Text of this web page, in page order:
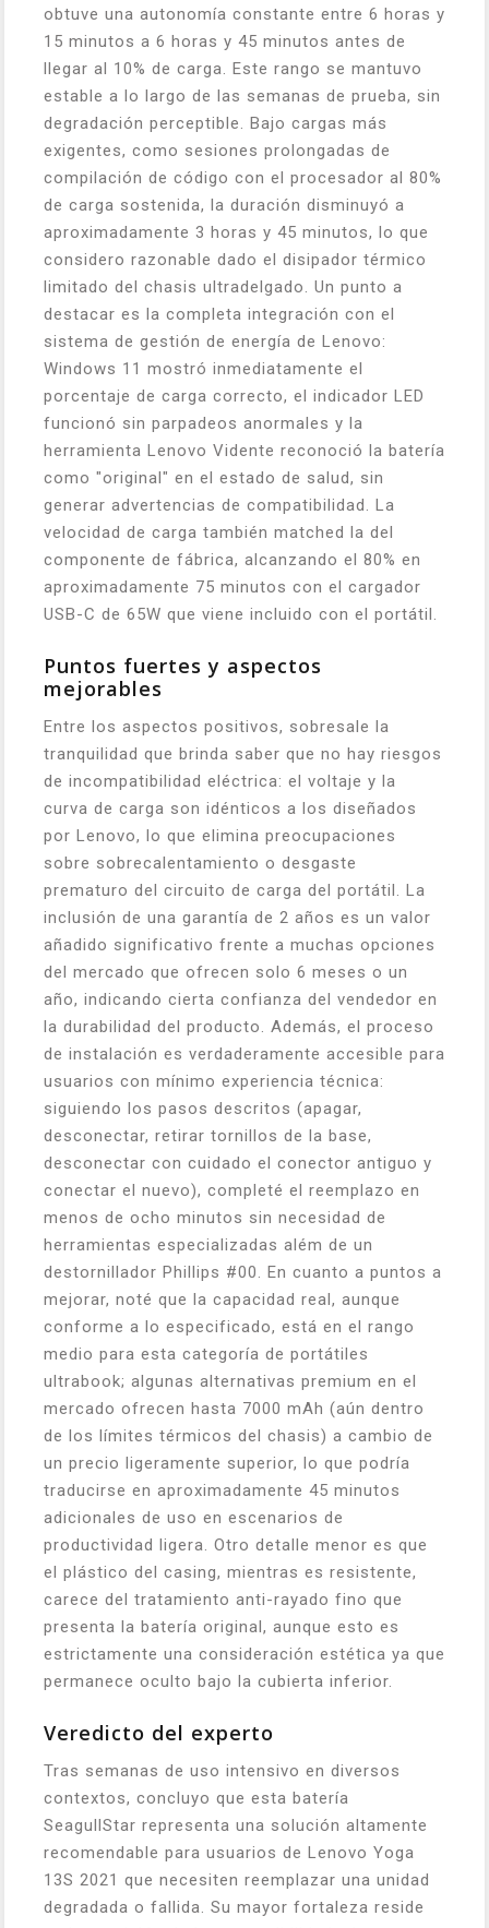
obtuve una autonomía constante entre 6 horas y
15 minutos a 6 horas y 45 minutos antes de
llegar al 10% de carga. Este rango se mantuvo
estable a lo largo de las semanas de prueba, sin
degradación perceptible. Bajo cargas más
exigentes, como sesiones prolongadas de
compilación de código con el procesador al 80%
de carga sostenida, la duración disminuyó a
aproximadamente 3 horas y 45 minutos, lo que
considero razonable dado el disipador térmico
limitado del chasis ultradelgado. Un punto a
destacar es la completa integración con el
sistema de gestión de energía de Lenovo:
Windows 11 mostró inmediatamente el
porcentaje de carga correcto, el indicador LED
funcionó sin parpadeos anormales y la
herramienta Lenovo Vidente reconoció la batería
como "original" en el estado de salud, sin
generar advertencias de compatibilidad. La
velocidad de carga también matched la del
componente de fábrica, alcanzando el 80% en
aproximadamente 75 minutos con el cargador
USB-C de 65W que viene incluido con el portátil.
Puntos fuertes y aspectos
mejorables
Entre los aspectos positivos, sobresale la
tranquilidad que brinda saber que no hay riesgos
de incompatibilidad eléctrica: el voltaje y la
curva de carga son idénticos a los diseñados
por Lenovo, lo que elimina preocupaciones
sobre sobrecalentamiento o desgaste
prematuro del circuito de carga del portátil. La
inclusión de una garantía de 2 años es un valor
añadido significativo frente a muchas opciones
del mercado que ofrecen solo 6 meses o un
año, indicando cierta confianza del vendedor en
la durabilidad del producto. Además, el proceso
de instalación es verdaderamente accesible para
usuarios con mínimo experiencia técnica:
siguiendo los pasos descritos (apagar,
desconectar, retirar tornillos de la base,
desconectar con cuidado el conector antiguo y
conectar el nuevo), completé el reemplazo en
menos de ocho minutos sin necesidad de
herramientas especializadas além de un
destornillador Phillips #00. En cuanto a puntos a
mejorar, noté que la capacidad real, aunque
conforme a lo especificado, está en el rango
medio para esta categoría de portátiles
ultrabook; algunas alternativas premium en el
mercado ofrecen hasta 7000 mAh (aún dentro
de los límites térmicos del chasis) a cambio de
un precio ligeramente superior, lo que podría
traducirse en aproximadamente 45 minutos
adicionales de uso en escenarios de
productividad ligera. Otro detalle menor es que
el plástico del casing, mientras es resistente,
carece del tratamiento anti-rayado fino que
presenta la batería original, aunque esto es
estrictamente una consideración estética ya que
permanece oculto bajo la cubierta inferior.
Veredicto del experto
Tras semanas de uso intensivo en diversos
contextos, concluyo que esta batería
SeagullStar representa una solución altamente
recomendable para usuarios de Lenovo Yoga
13S 2021 que necesiten reemplazar una unidad
degradada o fallida. Su mayor fortaleza reside